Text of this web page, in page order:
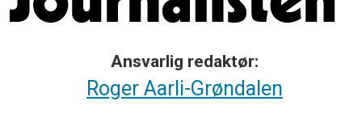
Ansvarlig redaktør:
Roger Aarli-Grøndalen